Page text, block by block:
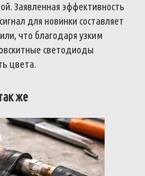
Заявленная эффективность
для новинки составляет
что благодаря узким
светодиоды
цвета.
же